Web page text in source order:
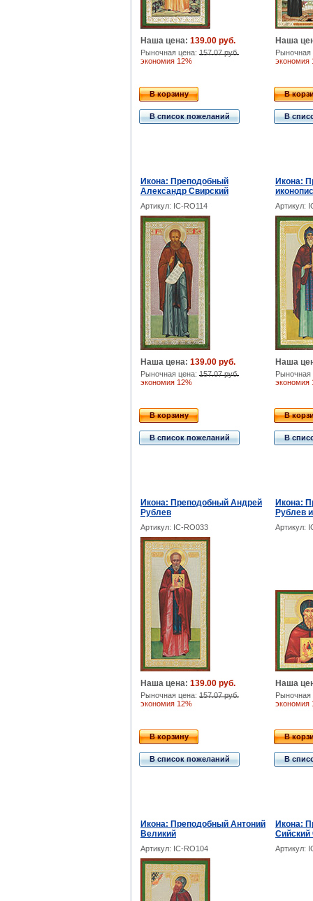
Наша цена: 139.00 руб.
Рыночная цена: 157.07 руб.
экономия 12%
Наша
экономия
В корзину
В список пожеланий
В
В
Икона: Преподобный
Александр Свирский
Икона:
Артикул: IC-RO114 Артикул:
Наша цена: 139.00 руб.
Рыночная цена: 157.07 руб.
экономия 12%
Наша
экономия
В корзину
В список пожеланий
В
В
Икона: Преподобный Андрей
Рублев
Икона:
Рублев
Артикул: IC-RO033 Артикул:
Наша цена: 139.00 руб.
Рыночная цена: 157.07 руб.
экономия 12%
Наша
экономия
В корзину
В список пожеланий
В
В
Икона: Преподобный Антоний
Великий
Икона:
Сийский
Артикул: IC-RO104 Артикул: